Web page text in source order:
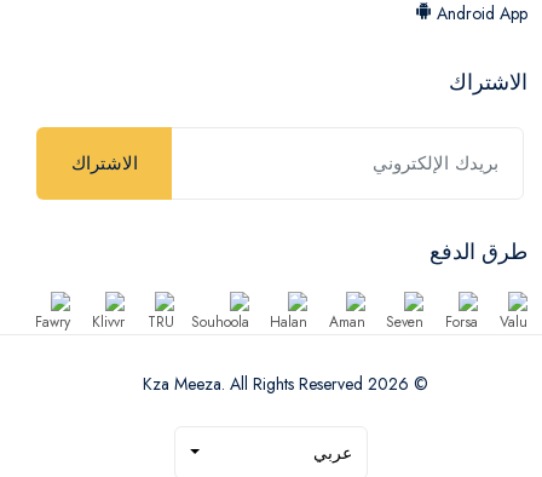
Android App
الاشتراك
الاشتراك
طرق الدفع
© 2026 Kza Meeza. All Rights Reserved
عربي